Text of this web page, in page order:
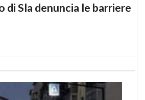
di Sla denuncia le barriere